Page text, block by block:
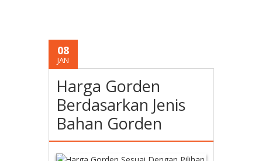
08
JAN
Harga Gorden
Berdasarkan Jenis
Bahan Gorden